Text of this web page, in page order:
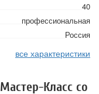
40
профессиональная
Россия
все характеристики
Класс со